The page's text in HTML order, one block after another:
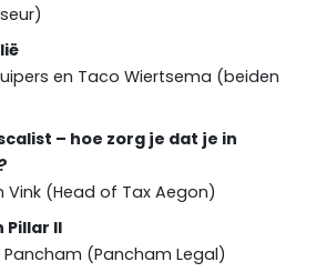
en Taco Wiertsema (beiden
– hoe zorg je dat je in
Vink (Head of Tax Aegon)
II
Pancham (Pancham Legal)